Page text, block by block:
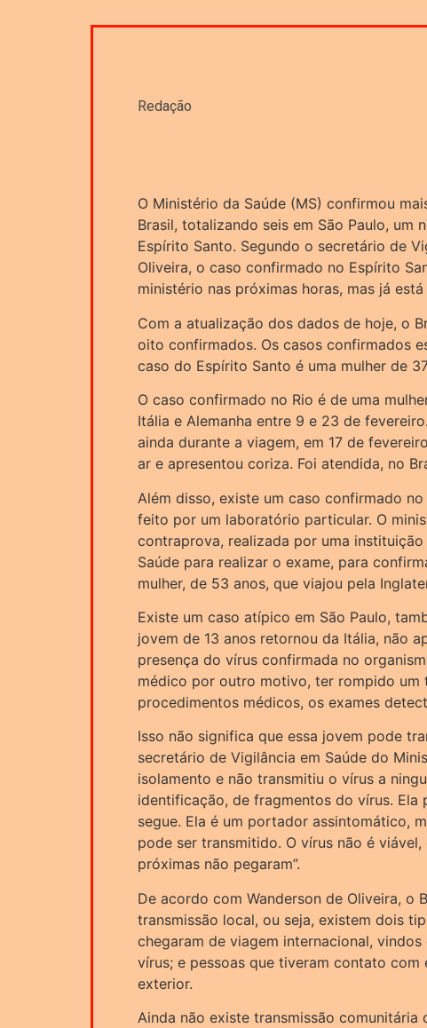
Redação
O Ministério da Saúde (MS) confirmou
Brasil, totalizando seis em São Paulo, um
Espírito Santo. Segundo o secretário de
Oliveira, o caso confirmado no Espírito
ministério nas próximas horas, mas já
Com a atualização dos dados de hoje, o
oito confirmados. Os casos confirmados
caso do Espírito Santo é uma mulher de
O caso confirmado no Rio é de uma
Itália e Alemanha entre 9 e 23 de
ainda durante a viagem, em 17 de
ar e apresentou coriza. Foi atendida, no
Além disso, existe um caso confirmado
feito por um laboratório particular. O
contraprova, realizada por uma
Saúde para realizar o exame, para
mulher, de 53 anos, que viajou pela
Existe um caso atípico em São Paulo,
jovem de 13 anos retornou da Itália, não
presença do vírus confirmada no
médico por outro motivo, ter rompido um
procedimentos médicos, os exames
Isso não significa que essa jovem pode
secretário de Vigilância em Saúde do
isolamento e não transmitiu o vírus a
identificação, de fragmentos do vírus. Ela
segue. Ela é um portador assintomático,
pode ser transmitido. O vírus não é
próximas não pegaram”.
De acordo com Wanderson de Oliveira, o
transmissão local, ou seja, existem dois
chegaram de viagem internacional,
vírus; e pessoas que tiveram contato com
exterior.
Ainda não existe transmissão comunitária